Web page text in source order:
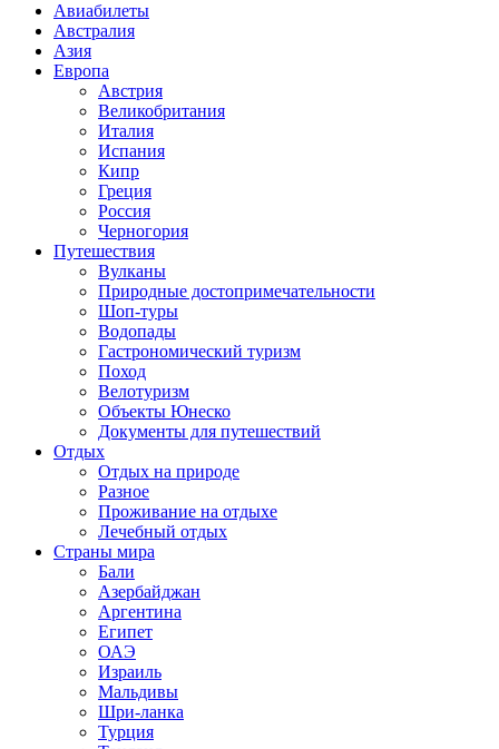
Авиабилеты
Австралия
Азия
Европа
Австрия
Великобритания
Италия
Испания
Кипр
Греция
Россия
Черногория
Путешествия
Вулканы
Природные достопримечательности
Шоп-туры
Водопады
Гастрономический туризм
Поход
Велотуризм
Объекты Юнеско
Документы для путешествий
Отдых
Отдых на природе
Разное
Проживание на отдыхе
Лечебный отдых
Страны мира
Бали
Азербайджан
Аргентина
Египет
ОАЭ
Израиль
Мальдивы
Шри-ланка
Турция